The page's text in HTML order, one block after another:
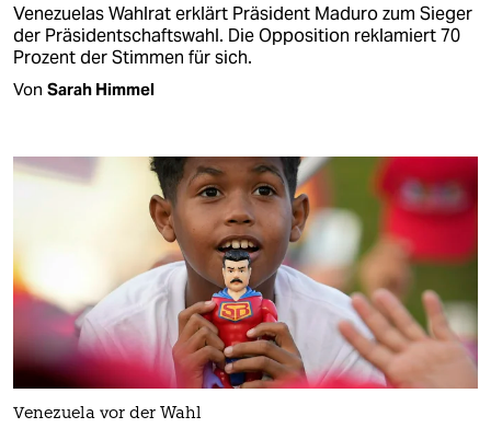
Venezuelas Wahlrat erklärt Präsident Maduro zum Sieger
der Präsidentschaftswahl. Die Opposition reklamiert 70
Prozent der Stimmen für sich.
Von Sarah Himmel
Venezuela vor der Wahl